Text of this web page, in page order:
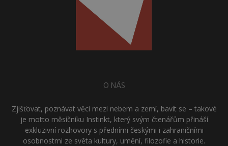
O NÁS
Zjišťovat, poznávat věci mezi nebem a zemí, bavit se – takové
je motto měsíčníku Instinkt, který svým čtenářům přináší
exkluzivní rozhovory s předními českými i zahraničními
osobnostmi ze světa kultury, umění, filozofie a historie.